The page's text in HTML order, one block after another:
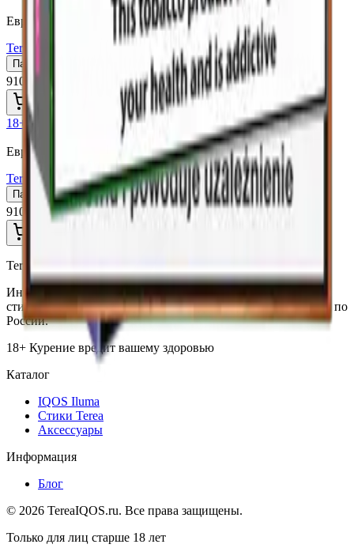
Европа (EU)
Terea Amber Польша
Пачка
910 ₽
18+ Мне исполнилось 18 лет
Европа (EU)
Terea Abora Pearl (Европа для Сев.Кипра)
Пачка Блок×10
910 ₽
TereaIQOS.ru
Интернет-магазин IQOS Iluma. Широкий выбор устройств,
стиков Terea и аксессуаров по выгодным ценам с доставкой по
России.
18+ Курение вредит вашему здоровью
Каталог
IQOS Iluma
Стики Terea
Аксессуары
Информация
Блог
© 2026 TereaIQOS.ru. Все права защищены.
Только для лиц старше 18 лет